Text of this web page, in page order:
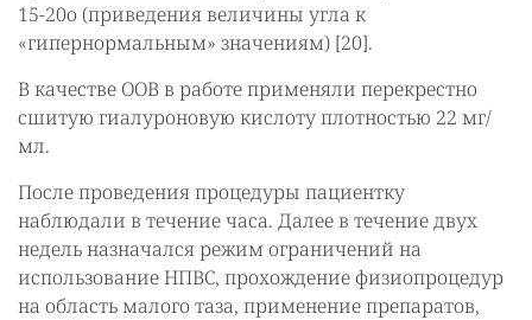
15-20о (приведения величины угла к
«гипернормальным» значениям) [20].
В качестве ООВ в работе применяли перекрестно
сшитую гиалуроновую кислоту плотностью 22 мг/
мл.
После проведения процедуры пациентку
наблюдали в течение часа. Далее в течение двух
недель назначался режим ограничений на
использование НПВС, прохождение физиопроцедур
на область малого таза, применение препаратов,